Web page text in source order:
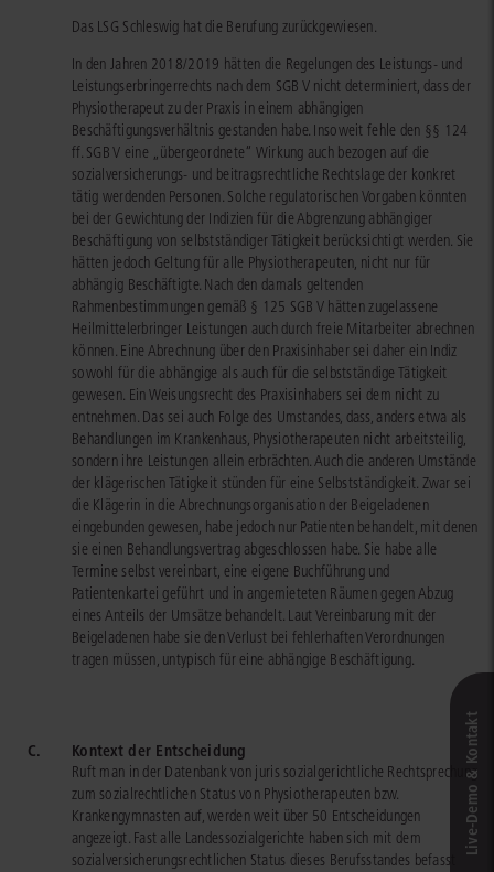
Das LSG Schleswig hat die Berufung zurückgewiesen.
In den Jahren 2018/2019 hätten die Regelungen des Leistungs- und
Leistungserbringerrechts nach dem SGB V nicht determiniert, dass der
Physiotherapeut zu der Praxis in einem abhängigen
Beschäftigungsverhältnis gestanden habe. Insoweit fehle den §§ 124
ff. SGB V eine „übergeordnete“ Wirkung auch bezogen auf die
sozialversicherungs- und beitragsrechtliche Rechtslage der konkret
tätig werdenden Personen. Solche regulatorischen Vorgaben könnten
bei der Gewichtung der Indizien für die Abgrenzung abhängiger
Beschäftigung von selbstständiger Tätigkeit berücksichtigt werden. Sie
hätten jedoch Geltung für alle Physiotherapeuten, nicht nur für
abhängig Beschäftigte. Nach den damals geltenden
Rahmenbestimmungen gemäß § 125 SGB V hätten zugelassene
Heilmittelerbringer Leistungen auch durch freie Mitarbeiter abrechnen
können. Eine Abrechnung über den Praxisinhaber sei daher ein Indiz
sowohl für die abhängige als auch für die selbstständige Tätigkeit
gewesen. Ein Weisungsrecht des Praxisinhabers sei dem nicht zu
entnehmen. Das sei auch Folge des Umstandes, dass, anders etwa als
Behandlungen im Krankenhaus, Physiotherapeuten nicht arbeitsteilig,
sondern ihre Leistungen allein erbrächten. Auch die anderen Umstände
der klägerischen Tätigkeit stünden für eine Selbstständigkeit. Zwar sei
die Klägerin in die Abrechnungsorganisation der Beigeladenen
eingebunden gewesen, habe jedoch nur Patienten behandelt, mit denen
sie einen Behandlungsvertrag abgeschlossen habe. Sie habe alle
Termine selbst vereinbart, eine eigene Buchführung und
Patientenkartei geführt und in angemieteten Räumen gegen Abzug
eines Anteils der Umsätze behandelt. Laut Vereinbarung mit der
Beigeladenen habe sie den Verlust bei fehlerhaften Verordnungen
tragen müssen, untypisch für eine abhängige Beschäftigung.
C. Kontext der Entscheidung
Ruft man in der Datenbank von juris sozialgerichtliche Rechtsprechung
zum sozialrechtlichen Status von Physiotherapeuten bzw.
Krankengymnasten auf, werden weit über 50 Entscheidungen
angezeigt. Fast alle Landessozialgerichte haben sich mit dem
sozialversicherungsrechtlichen Status dieses Berufsstandes befasst
Live‑Demo & Kontakt